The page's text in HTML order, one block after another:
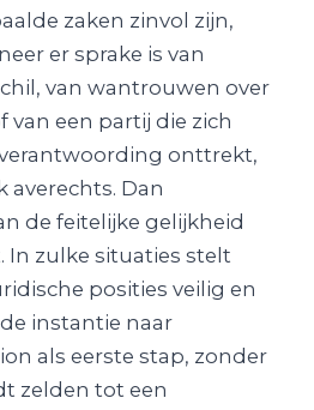
zaken zinvol zijn,
er sprake is van
van wantrouwen over
een partij die zich
onttrekt,
averechts. Dan
de feitelijke gelijkheid
In zulke situaties stelt
posities veilig en
instantie naar
als eerste stap, zonder
zelden tot een